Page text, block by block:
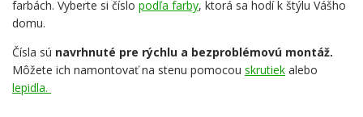
farbách. Vyberte si číslo podľa farby, ktorá sa hodí k štýlu Vášho
domu.
Čísla sú navrhnuté pre rýchlu a bezproblémovú montáž.
Môžete ich namontovať na stenu pomocou skrutiek alebo
lepidla.